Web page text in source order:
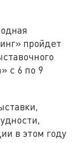
пройдет
с 6 по 9
в этом году